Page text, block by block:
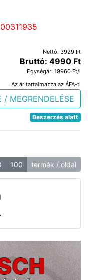
Nettó: 3929 Ft
Bruttó: 4990 Ft
Egységár: 19960 Ft/l
Az ár tartalmazza az ÁFA-t!
/ MEGRENDELÉSE
Beszerzés alatt
100 termék / oldal